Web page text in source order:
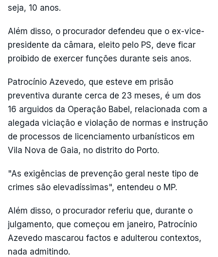
seja, 10 anos.
Além disso, o procurador defendeu que o ex-vice-
presidente da câmara, eleito pelo PS, deve ficar
proibido de exercer funções durante seis anos.
Patrocínio Azevedo, que esteve em prisão
preventiva durante cerca de 23 meses, é um dos
16 arguidos da Operação Babel, relacionada com a
alegada viciação e violação de normas e instrução
de processos de licenciamento urbanísticos em
Vila Nova de Gaia, no distrito do Porto.
"As exigências de prevenção geral neste tipo de
crimes são elevadíssimas", entendeu o MP.
Além disso, o procurador referiu que, durante o
julgamento, que começou em janeiro, Patrocínio
Azevedo mascarou factos e adulterou contextos,
nada admitindo.